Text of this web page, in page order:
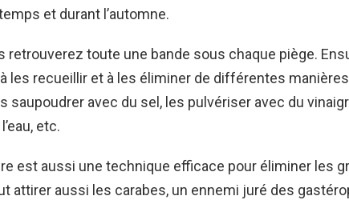
et durant l’automne.
retrouverez toute une bande sous chaque piège.
les recueillir et à les éliminer de différentes
saupoudrer avec du sel, les pulvériser avec du
etc.
est aussi une technique efficace pour éliminer les
attirer aussi les carabes, un ennemi juré des